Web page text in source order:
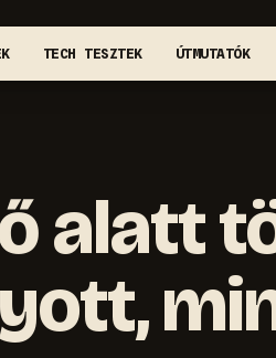
TECH TESZTEK ÚTMUTATÓK
alatt